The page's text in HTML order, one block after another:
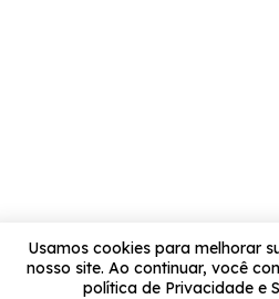
Usamos cookies para melhorar
nosso site. Ao continuar, você
política de Privacidade e